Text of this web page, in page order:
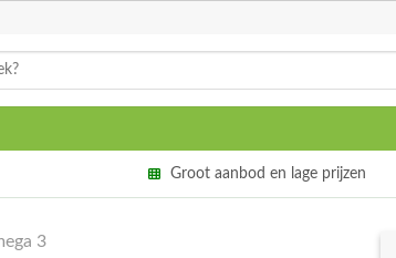
Groot aanbod en lage prijzen
3